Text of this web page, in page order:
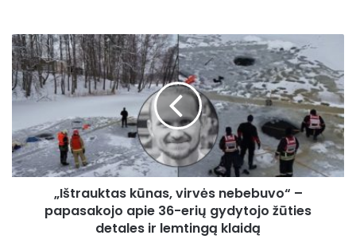
„Ištrauktas
kūnas,
virvės
nebebuvo“
–
papasakojo
apie
36-
erių
„Ištrauktas kūnas, virvės nebebuvo“ –
papasakojo apie 36-erių gydytojo žūties
detales ir lemtingą klaidą